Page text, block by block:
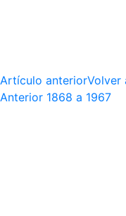
Artículo anteriorVolver
Anterior 1868 a 1967